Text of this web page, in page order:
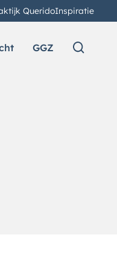
QueridoInspiratie
GGZ